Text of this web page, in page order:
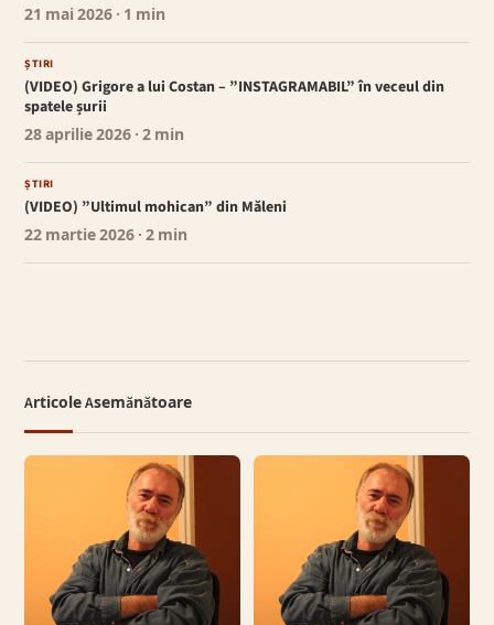
21 mai 2026 · 1 min
ȘTIRI
(VIDEO) Grigore a lui Costan – ”INSTAGRAMABIL” în veceul din
spatele șurii
28 aprilie 2026 · 2 min
ȘTIRI
(VIDEO) ”Ultimul mohican” din Măleni
22 martie 2026 · 2 min
Articole Asemănătoare